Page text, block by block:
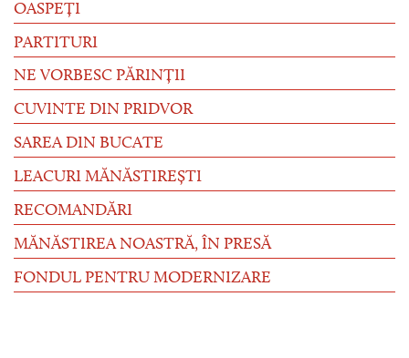
OASPEȚI
PARTITURI
NE VORBESC PĂRINȚII
CUVINTE DIN PRIDVOR
SAREA DIN BUCATE
LEACURI MĂNĂSTIREȘTI
RECOMANDĂRI
MĂNĂSTIREA NOASTRĂ, ÎN PRESĂ
FONDUL PENTRU MODERNIZARE